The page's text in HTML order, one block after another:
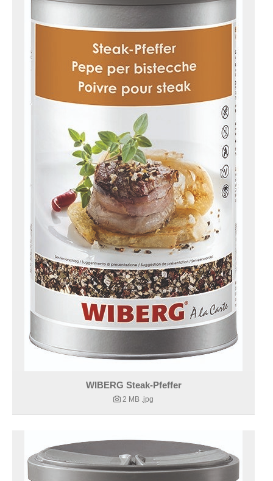
WIBERG Steak-Pfeffer
2 MB .jpg